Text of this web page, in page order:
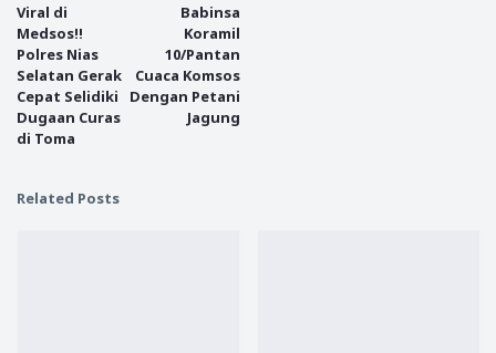
Viral di
Medsos!!
Polres Nias
Selatan Gerak
Cepat Selidiki
Dugaan Curas
di Toma
Babinsa
Koramil
10/Pantan
Cuaca Komsos
Dengan Petani
Jagung
Related Posts